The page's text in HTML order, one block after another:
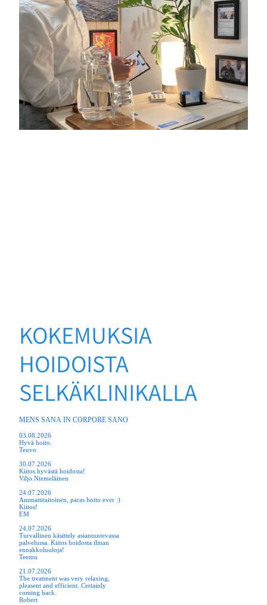
KOKEMUKSIA
HOIDOISTA
SELKÄKLINIKALLA
MENS SANA IN CORPORE SANO
03.08.2026
Hyvä hoito.
Teuvo
30.07.2026
Kiitos hyvästä hoidosta!
Viljo Niemeläinen
24.07.2026
Ammattitaitoinen, paras hoito ever :)
Kiitos!
EM
24.07.2026
Turvallinen käsittely asiantuntevassa
palvelussa. Kiitos hoidosta ilman
ennakkoluuloja!
Teemu
21.07.2026
The treatment was very relaxing,
pleasent and efficient. Certainly
coming back.
Robert